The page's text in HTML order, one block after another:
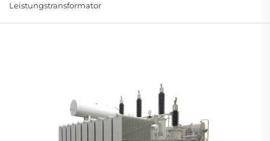
Leistungstransformator